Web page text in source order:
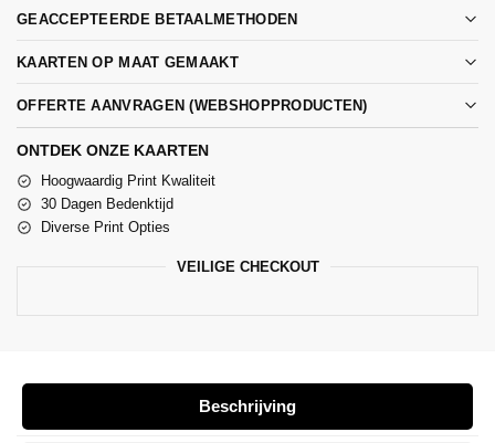
GEACCEPTEERDE BETAALMETHODEN
KAARTEN OP MAAT GEMAAKT
OFFERTE AANVRAGEN (WEBSHOPPRODUCTEN)
ONTDEK ONZE KAARTEN
Hoogwaardig Print Kwaliteit
30 Dagen Bedenktijd
Diverse Print Opties
VEILIGE CHECKOUT
Beschrijving